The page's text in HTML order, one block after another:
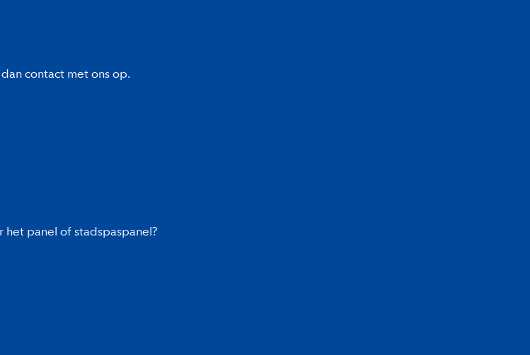
contact met ons op.
panel of stadspaspanel?